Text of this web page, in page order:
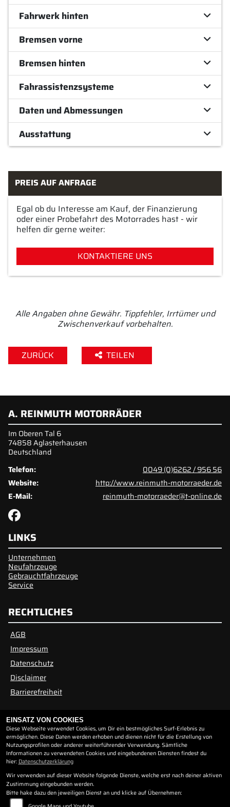
Fahrwerk hinten
Bremsen vorne
Bremsen hinten
Fahrassistenzsysteme
Daten und Abmessungen
Ausstattung
PREIS AUF ANFRAGE
Egal ob du Interesse am Kauf, der Finanzierung
oder einer Probefahrt des Motorrades hast - wir
helfen dir gerne weiter:
KONTAKTIERE UNS
Alle Angaben ohne Gewähr. Tippfehler, Irrtümer und
Zwischenverkauf vorbehalten.
ZURÜCK TEILEN
A. REINMUTH MOTORRÄDER
Im Oberen Tal 6
74858 Aglasterhausen
Deutschland
Telefon:
0049 (0)6262 / 956 56
Website:
http://www.reinmuth-motorraeder.de
E-Mail:
reinmuth-motorraeder@t-online.de
LINKS
Unternehmen
Neufahrzeuge
Gebrauchtfahrzeuge
Service
RECHTLICHES
AGB
Impressum
Datenschutz
Disclaimer
Barrierefreiheit
ÖFFNUNGSZEITEN
Montag:
geschlossen
Dienstag:
10:00 - 12:00 und 14:00 - 16:30
Mittwoch:
10:00 - 12:00 und 14:00 - 16:30
Donnerstag:
Freitag:
10:00 - 12:00 und 14:00 - 16:30
EINSATZ VON COOKIES
Diese Webseite verwendet Cookies, um Dir ein bestmögliches Surf-Erlebnis zu
ermöglichen. Diese Daten werden erhoben und dienen nicht für die Erstellung von
Nutzungsprofilen oder anderer weiterführender Verwendung. Sämtliche
Informationen zu verwendeten Cookies und eingebundenen Diensten findest du
hier: Datenschutzerklärung
Wir verwenden auf dieser Website folgende Dienste, welche erst nach deiner aktiven
Zustimmung eingebunden werden.
Bitte hake dazu den jeweiligen Dienst an und klicke auf Übernehmen: